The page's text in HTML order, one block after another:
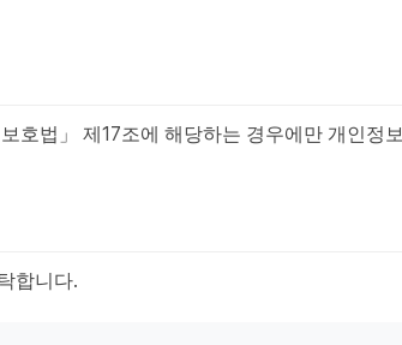
호법」 제17조에 해당하는 경우에만 개인
합니다.